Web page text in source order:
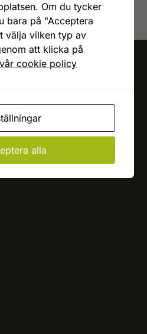
inom 1-4 vardagar
Om du tycker
bara på "Acceptera
välja vilken typ av
att klicka på
cookie policy
alla